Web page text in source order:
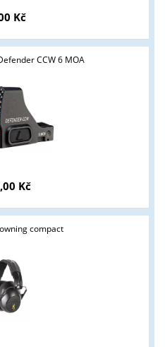
Kč
CCW 6 MOA
Kč
compact
a střelivo. Splňujete tyto
NE